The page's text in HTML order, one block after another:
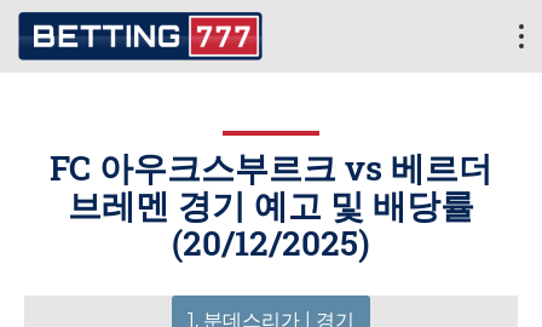
FC 아우크스부르크 vs 베르더
브레멘 경기 예고 및 배당률
(20/12/2025)
1. 분데스리가 | 경기